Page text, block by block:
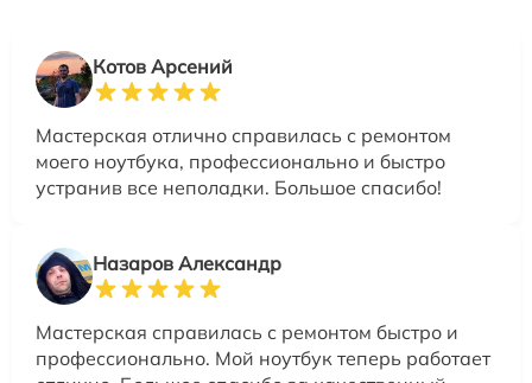
Котов Арсений
Мастерская отлично справилась с ремонтом
моего ноутбука, профессионально и быстро
устранив все неполадки. Большое спасибо!
Назаров Александр
Мастерская справилась с ремонтом быстро и
профессионально. Мой ноутбук теперь работает